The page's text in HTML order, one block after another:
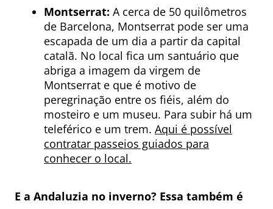
Montserrat: A cerca de 50 quilômetros
de Barcelona, Montserrat pode ser uma
escapada de um dia a partir da capital
catalã. No local fica um santuário que
abriga a imagem da virgem de
Montserrat e que é motivo de
peregrinação entre os fiéis, além do
mosteiro e um museu. Para subir há um
teleférico e um trem. Aqui é possível
contratar passeios guiados para
conhecer o local.
E a Andaluzia no inverno? Essa também é